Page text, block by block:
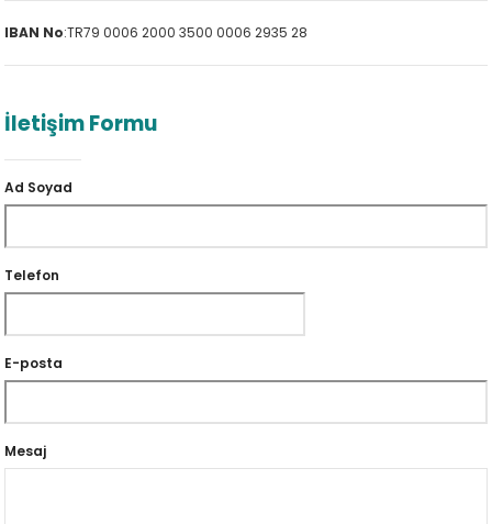
IBAN No:TR79 0006 2000 3500 0006 2935 28
İletişim Formu
Ad Soyad
Telefon
E-posta
Mesaj